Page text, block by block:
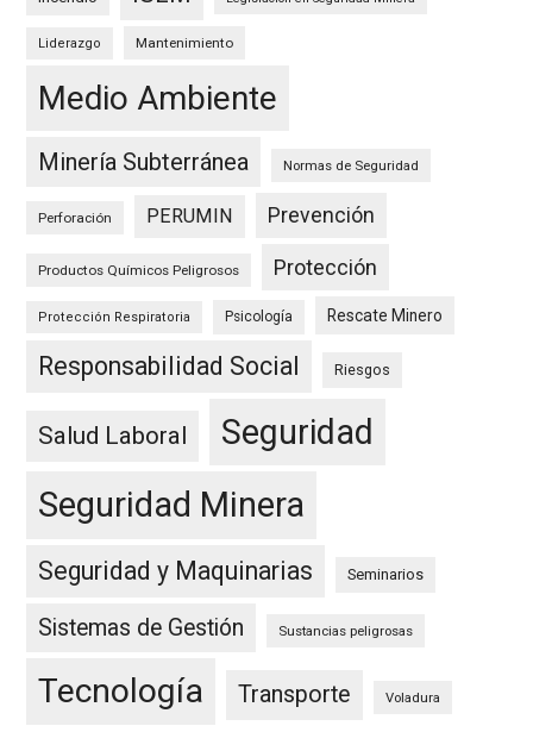
Liderazgo Mantenimiento
Medio Ambiente
Minería Subterránea Normas de Seguridad
Perforación PERUMIN Prevención
Productos Químicos Peligrosos Protección
Protección Respiratoria Psicología Rescate Minero
Responsabilidad Social Riesgos
Salud Laboral
Seguridad
Seguridad Minera
Seguridad y Maquinarias Seminarios
Sistemas de Gestión Sustancias peligrosas
Tecnología Transporte Voladura